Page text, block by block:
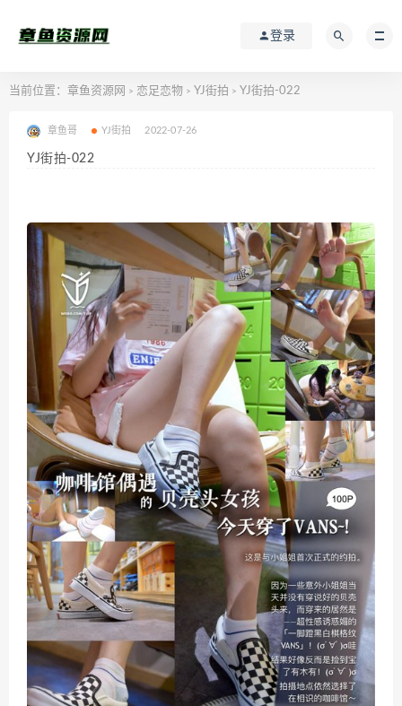
登录
当前位置： 章鱼资源网 > 恋足恋物 > YJ街拍 > YJ街拍-022
章鱼哥 YJ街拍 2022-07-26
YJ街拍-022